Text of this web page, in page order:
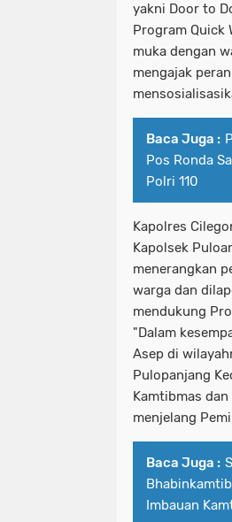
yakni Door to
Program Quick
muka dengan
mengajak
Baca Juga :
Pos Ronda
Polri 110
Kapolres
Kapolsek
menerangkan
warga dan
mendukung
"Dalam
Asep di
Pulopanjang
Kamtibmas
menjelang
Baca Juga :
Imbauan